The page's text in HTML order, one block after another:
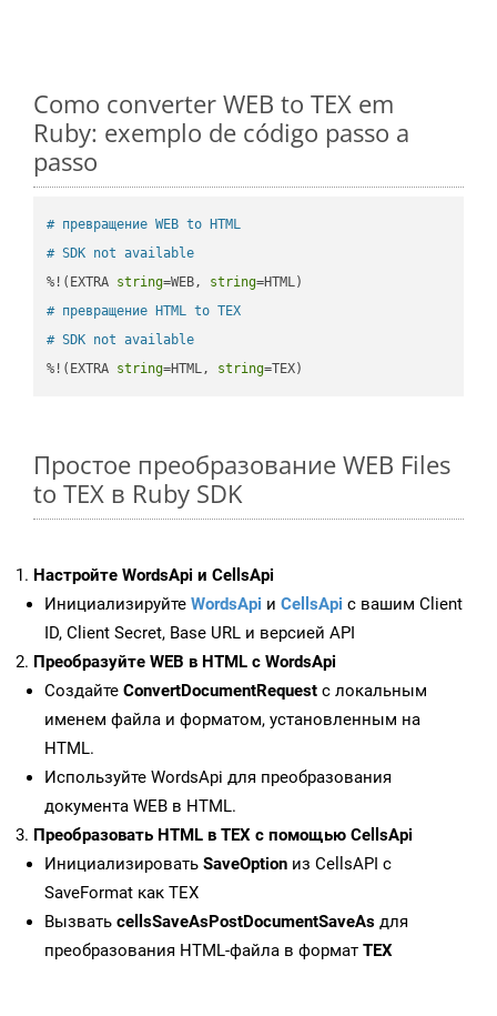
Como converter WEB to TEX em
Ruby: exemplo de código passo a
passo
# превращение WEB to HTML
# SDK not available
%!(EXTRA string=WEB, string
# превращение HTML to TEX
# SDK not available
%!(EXTRA string=HTML, string=TEX)
Простое преобразование WEB Files
to TEX в Ruby SDK
Настройте WordsApi и CellsApi
Инициализируйте WordsApi и CellsApi с вашим Client
ID, Client Secret, Base URL и версией API
Преобразуйте WEB в HTML с WordsApi
Создайте ConvertDocumentRequest с локальным
именем файла и форматом, установленным на
HTML.
Используйте WordsApi для преобразования
документа WEB в HTML.
Преобразовать HTML в TEX с помощью CellsApi
Инициализировать SaveOption из CellsAPI с
SaveFormat как TEX
Вызвать cellsSaveAsPostDocumentSaveAs для
преобразования HTML-файла в формат TEX